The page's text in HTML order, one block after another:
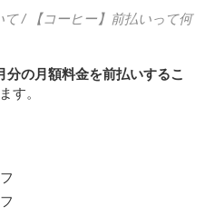
て /
【コーヒー】前払いって何
分の月額料金を前払いするこ
す。